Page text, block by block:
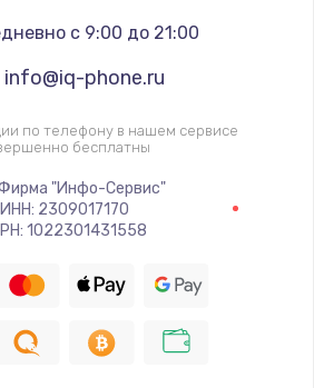
Заказать
Ремонт FaceID
Заказать
стекла камеры
2000 руб.
Заказать
задней крышки
с 9:00 до 21:00
info@iq-phone.ru
по телефону в нашем сервисе
бесплатны
"Инфо-Сервис"
ИНН: 2309017170
1022301431558